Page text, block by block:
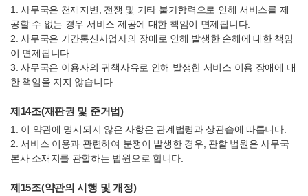
1. 사무국은 천재지변, 전쟁 및 기타 불가항력으로 인해 서비스를 제
공할 수 없는 경우 서비스 제공에 대한 책임이 면제됩니다.
2. 사무국은 기간통신사업자의 장애로 인해 발생한 손해에 대한 책임
이 면제됩니다.
3. 사무국은 이용자의 귀책사유로 인해 발생한 서비스 이용 장애에 대
한 책임을 지지 않습니다.
제14조(재판권 및 준거법)
1. 이 약관에 명시되지 않은 사항은 관계법령과 상관습에 따릅니다.
2. 서비스 이용과 관련하여 분쟁이 발생한 경우, 관할 법원은 사무국
본사 소재지를 관할하는 법원으로 합니다.
제15조(약관의 시행 및 개정)